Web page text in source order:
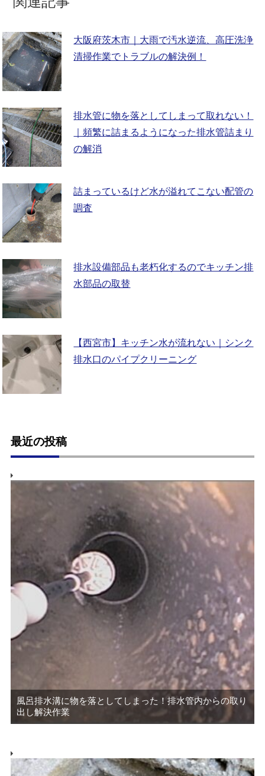
大阪府茨木市｜大雨で汚水逆流、高圧洗浄
清掃作業でトラブルの解決例！
排水管に物を落としてしまって取れない！
｜頻繁に詰まるようになった排水管詰まり
の解消
詰まっているけど水が溢れてこない配管の
調査
排水設備部品も老朽化するのでキッチン排
水部品の取替
【西宮市】キッチン水が流れない｜シンク
排水口のパイプクリーニング
最近の投稿
風呂排水溝に物を落としてしまった！排水管内からの取り
出し解決作業